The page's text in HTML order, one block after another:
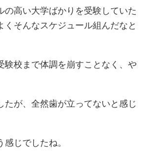
の高い大学ばかりを受験していた
くそんなスケジュール組んだなと
験校まで体調を崩すことなく、や
たが、全然歯が立ってないと感じ
感じでしたね。